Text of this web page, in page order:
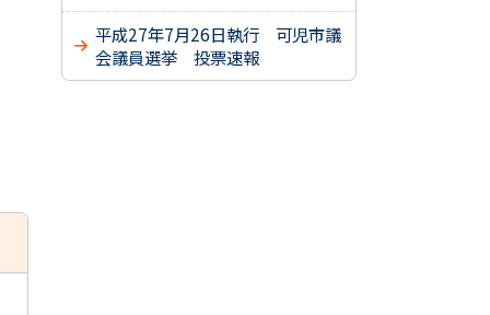
平成27年7月26日執行 可児市議
会議員選挙 投票速報